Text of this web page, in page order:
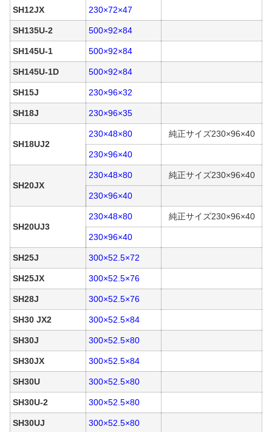
SH12JX 230×72×47
SH135U-2 500×92×84
SH145U-1 500×92×84
SH145U-1D 500×92×84
SH15J 230×96×32
SH18J 230×96×35
SH18UJ2
230×48×80 純正サイズ230×96×40
230×96×40
SH20JX
230×48×80 純正サイズ230×96×40
230×96×40
SH20UJ3
230×48×80 純正サイズ230×96×40
230×96×40
SH25J 300×52.5×72
SH25JX 300×52.5×76
SH28J 300×52.5×76
SH30 JX2 300×52.5×84
SH30J 300×52.5×80
SH30JX 300×52.5×84
SH30U 300×52.5×80
SH30U-2 300×52.5×80
SH30UJ 300×52.5×80